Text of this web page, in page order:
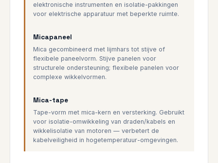
elektronische instrumenten en isolatie-pakkingen
voor elektrische apparatuur met beperkte ruimte.
Micapaneel
Mica gecombineerd met lijmhars tot stijve of
flexibele paneelvorm. Stijve panelen voor
structurele ondersteuning; flexibele panelen voor
complexe wikkelvormen.
Mica-tape
Tape-vorm met mica-kern en versterking. Gebruikt
voor isolatie-omwikkeling van draden/kabels en
wikkelisolatie van motoren — verbetert de
kabelveiligheid in hogetemperatuur-omgevingen.